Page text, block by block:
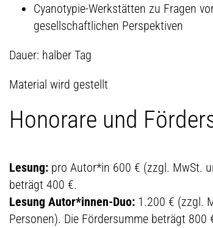
Cyanotypie-Werkstätten zu Fragen
gesellschaftlichen Perspektiven
Dauer: halber Tag
Material wird gestellt
Honorare und
Lesung: pro Autor*in 600 € (zzgl. MwSt.
beträgt 400 €.
Lesung Autor*innen-Duo: 1.200 € (zzgl.
Personen). Die Fördersumme beträgt 800